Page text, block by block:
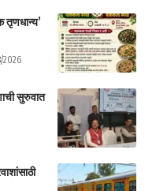
तृणधान्य’
2026
सुरुवात